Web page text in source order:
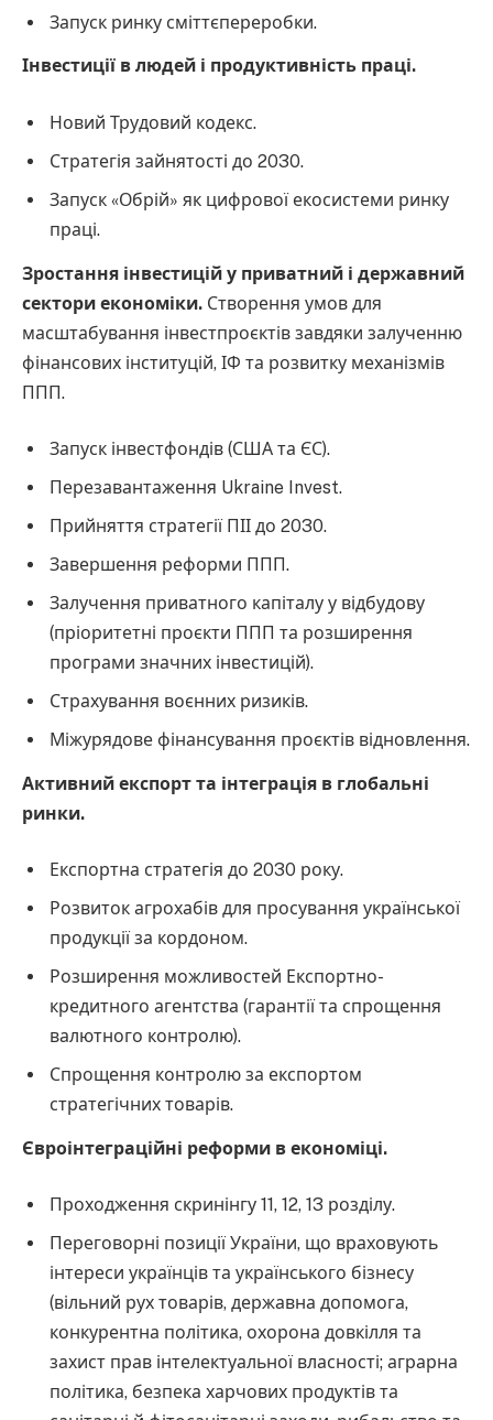
Запуск ринку сміттєпереробки.
Інвестиції в людей і продуктивність праці.
Новий Трудовий кодекс.
Стратегія зайнятості до 2030.
Запуск «Обрій» як цифрової екосистеми ринку
праці.
Зростання інвестицій у приватний і державний
сектори економіки. Створення умов для
масштабування інвестпроєктів завдяки залученню
фінансових інституцій, ІФ та розвитку механізмів
ППП.
Запуск інвестфондів (США та ЄС).
Перезавантаження Ukraine Invest.
Прийняття стратегії ПІІ до 2030.
Завершення реформи ППП.
Залучення приватного капіталу у відбудову
(пріоритетні проєкти ППП та розширення
програми значних інвестицій).
Страхування воєнних ризиків.
Міжурядове фінансування проєктів відновлення.
Активний експорт та інтеграція в глобальні
ринки.
Експортна стратегія до 2030 року.
Розвиток агрохабів для просування української
продукції за кордоном.
Розширення можливостей Експортно-
кредитного агентства (гарантії та спрощення
валютного контролю).
Спрощення контролю за експортом
стратегічних товарів.
Євроінтеграційні реформи в економіці.
Проходження скринінгу 11, 12, 13 розділу.
Переговорні позиції України, що враховують
інтереси українців та українського бізнесу
(вільний рух товарів, державна допомога,
конкурентна політика, охорона довкілля та
захист прав інтелектуальної власності; аграрна
політика, безпека харчових продуктів та